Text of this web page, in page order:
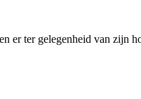
er ter gelegenheid van zijn